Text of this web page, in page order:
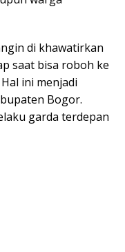
di khawatirkan
saat bisa roboh ke
ini menjadi
Bogor.
garda terdepan